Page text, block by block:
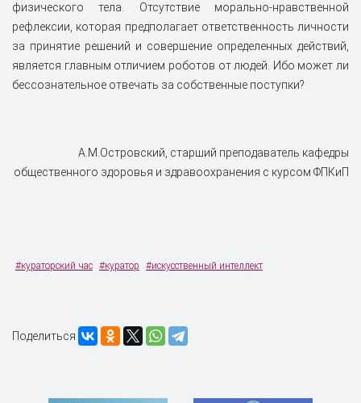
физического тела. Отсутствие морально-нравственной
рефлексии, которая предполагает ответственность личности
за принятие решений и совершение определенных действий,
является главным отличием роботов от людей. Ибо может ли
бессознательное отвечать за собственные поступки?
А.М.Островский, старший преподаватель кафедры
общественного здоровья и здравоохранения с курсом ФПКиП
#кураторский час #куратор #искусственный интеллект
Поделиться